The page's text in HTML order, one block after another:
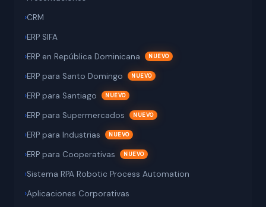
CRM
ERP SIFA
ERP en República Dominicana
ERP para Santo Domingo
ERP para Santiago
ERP para Supermercados
ERP para Industrias
ERP para Cooperativas
Sistema RPA Robotic Process Automation
Aplicaciones Corporativas